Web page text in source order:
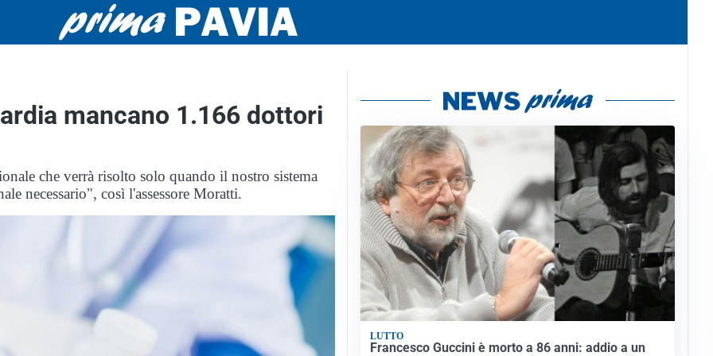
mancano 1.166 dottori
che verrà risolto solo quando il nostro sistema
necessario", così l'assessore Moratti.
LUTTO
Francesco Guccini è morto a 86 anni: addio a un